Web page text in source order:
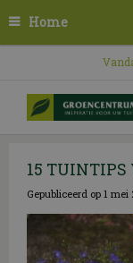
n
Home
15 TUINTIPS
Gepubliceerd op 1 mei